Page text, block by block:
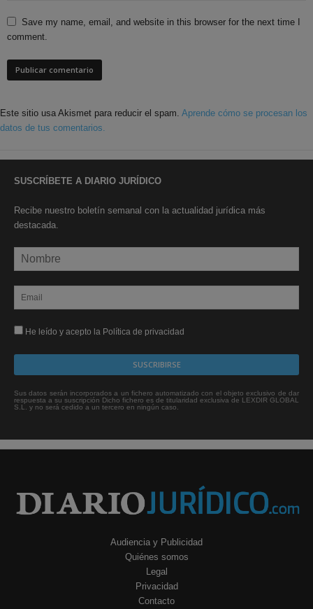
Save my name, email, and website in this browser for the next time I
comment.
Este sitio usa Akismet para reducir el spam. Aprende cómo se procesan los
datos de tus comentarios.
SUSCRÍBETE A DIARIO JURÍDICO
Recibe nuestro boletín semanal con la actualidad jurídica más
destacada.
He leído y acepto la Política de privacidad
Sus datos serán incorporados a un fichero automatizado con el objeto exclusivo de dar
respuesta a su suscripción Dicho fichero es de titularidad exclusiva de LEXDIR GLOBAL
S.L. y no será cedido a un tercero en ningún caso.
Audiencia y Publicidad
Quiénes somos
Legal
Privacidad
Contacto